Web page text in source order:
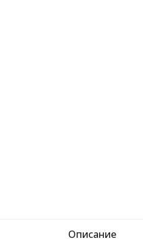
Описание